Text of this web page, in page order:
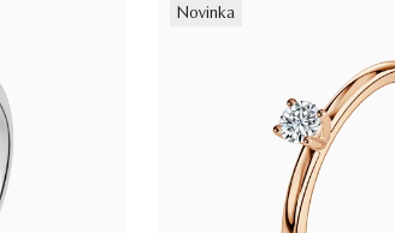
Novinka